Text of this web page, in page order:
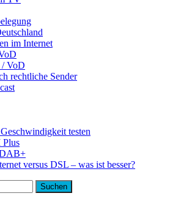
im Internet
VoD
rechtliche Sender
testen
versus DSL – was ist besser?